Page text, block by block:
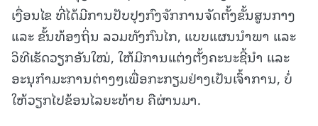
ເງື່ອນໄຂ ທີ່ໄດ້ມີການປັບປຸງກົງຈັກການຈັດຕັ້ງຂັ້ນສູນກາງ
ແລະ ຂັ້ນທ້ອງຖິ່ນ ລວມທັງກົນໄກ, ແບບແຜນນໍາພາ ແລະ
ວິທີເຮັດວຽກອັນໃໝ່, ໃຫ້ມີການແຕ່ງຕັ້ງຄະນະຊີ້ນໍາ ແລະ
ອະນຸກໍາມະການຕ່າງໆເພື່ອກະກຽມຢ່າງເປັນເຈົ້າການ, ບໍ່
ໃຫ້ວຽກໄປຂ້ອນໄລຍະທ້າຍ ຄືຜ່ານມາ.